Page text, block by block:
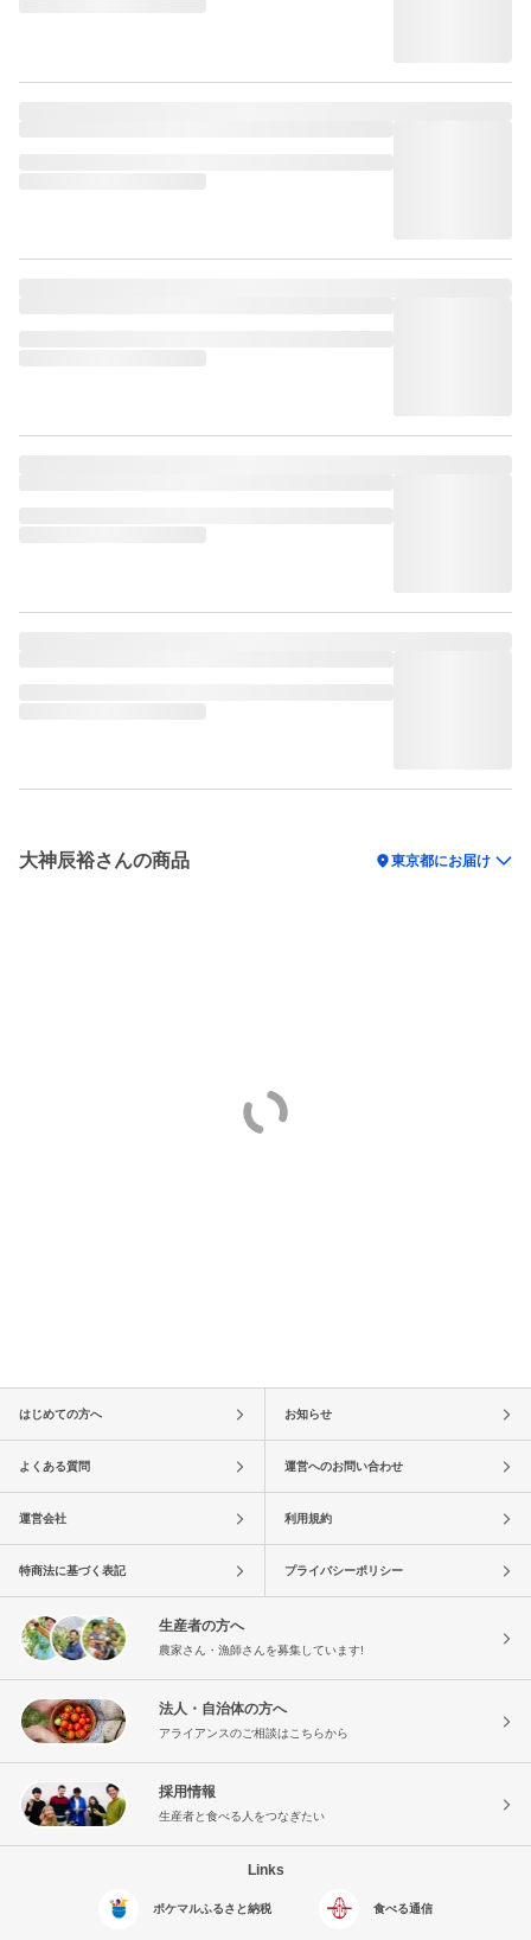
大神辰裕さんの商品 location_on東京都にお届け
はじめての方へ お知らせ
よくある質問 運営へのお問い合わせ
運営会社 利用規約
特商法に基づく表記 プライバシーポリシー
生産者の方へ
農家さん・漁師さんを募集しています!
法人・自治体の方へ
アライアンスのご相談はこちらから
採用情報
生産者と食べる人をつなぎたい
Links
ポケマルふるさと納税 食べる通信